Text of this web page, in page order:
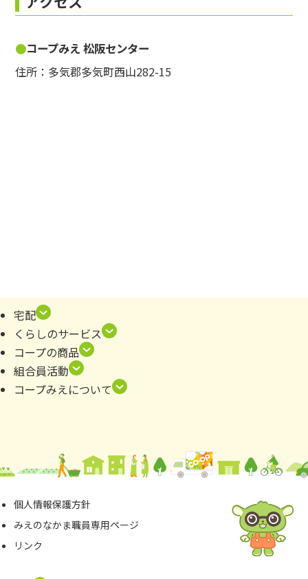
コープみえ 松阪センター
住所：多気郡多気町西山282-15
宅配
くらしのサービス
コープの商品
組合員活動
コープみえについて
個⼈情報保護⽅針
みえのなかま職員専⽤ページ
リンク